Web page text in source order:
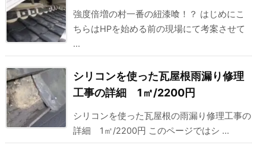
強度倍増の村一番の紐漆喰！？ はじめにこ
ちらはHPを始める前の現場にて考案させて
...
シリコンを使った瓦屋根雨漏り修理
工事の詳細 1㎡/2200円
シリコンを使った瓦屋根の雨漏り修理工事の
詳細 1㎡/2200円 このページではシ ...